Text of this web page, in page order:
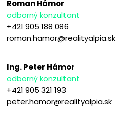
Roman Hámor
odborný konzultant
+421 905 188 086
roman.hamor@realityalpia.sk
Ing. Peter Hámor
odborný konzultant
+421 905 321 193
peter.hamor@realityalpia.sk